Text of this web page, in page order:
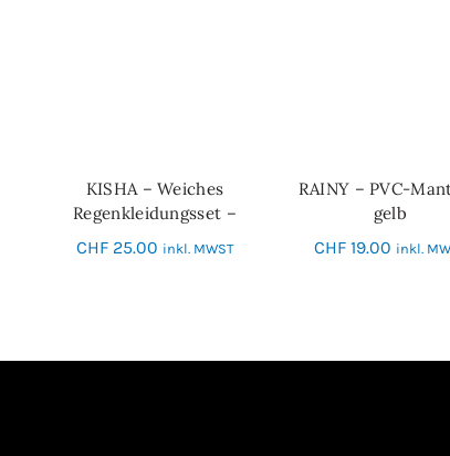
IN DEN WARENKORB
KISHA – Weiches
Regenkleidungsset –
grün
CHF25.00 inkl. MWST
IN DEN
RAINY – PVC-
gelb
CHF19.00 inkl.